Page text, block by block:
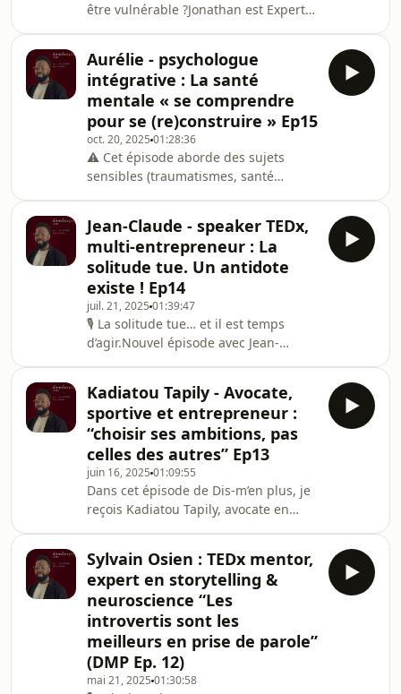
être vulnérable ?Jonathan est Expert
Livre "Harmonie, la Cicatrisation des
Blessures" | Créateur des Méthodes
"DISC Sacré", " Harmonie" &amp;
"Alchimie" | Coach pour Entreprises
et ParticuliersDans cet épisode
profond et introspectif de Dis-m’en
plus, j’accueille Jonathan Kiakuba,
coach thérapeute
Aurélie - psychologue
intégrative : La santé
mentale « se comprendre
pour se (re)construire » Ep15
oct. 20, 2025 01:28:36
⚠️ Cet épisode aborde des sujets
sensibles (traumatismes, santé
choquer. Si vous traversez une
période difficile, parlez-en à un
professionnel de santé.🧠 Et si
comprendre ses blessures, c’était déjà
commencer à guérir ?🎙️Une
conversation puissante avec Aurélie
Barnabot, psychologue intégrative,
conférencière et autrice.A
Jean-Claude - speaker TEDx,
multi-entrepreneur : La
solitude tue. Un antidote
existe ! Ep14
juil. 21, 2025 01:39:47
🎙️ La solitude tue… et il est temps
d’agir.Nouvel épisode avec Jean-
solitude est un enjeu majeur de
société• Son impact sur notre santé et
nos relations• Des pistes concrètes :
Frimake, Les Martines, un marché de
la socialisation• On évoque aussi
Alexia Borg et La solitude est un
connardUn échange qui bouscule sur
un sujet trop souv
Kadiatou Tapily - Avocate,
sportive et entrepreneur :
“choisir ses ambitions, pas
celles des autres” Ep13
juin 16, 2025 01:09:55
Dans cet épisode de Dis-m’en plus, je
reçois Kadiatou Tapily, avocate en
sportive engagée, entre course à pied
et terrain de basket.Elle avance selon
ses propres règles, avec exigence et
conviction.Dans cet échange : •
Comment elle a concilié carrière
juridique, engagements associatifs et
passion pour le sport • Son
Sylvain Osien : TEDx mentor,
expert en storytelling &
neuroscience “Les
introvertis sont les
meilleurs en prise de parole”
(DMP Ep. 12)
mai 21, 2025 01:30:58